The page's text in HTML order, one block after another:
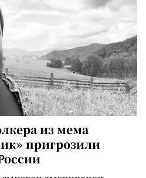
из мема
пригрозили